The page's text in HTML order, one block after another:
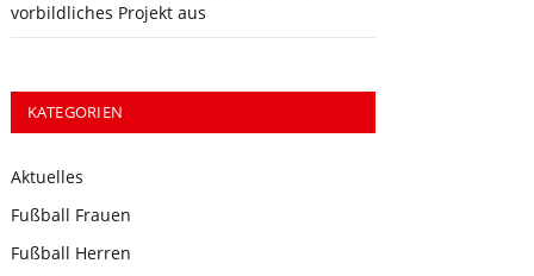
vorbildliches Projekt aus
KATEGORIEN
Aktuelles
Fußball Frauen
Fußball Herren